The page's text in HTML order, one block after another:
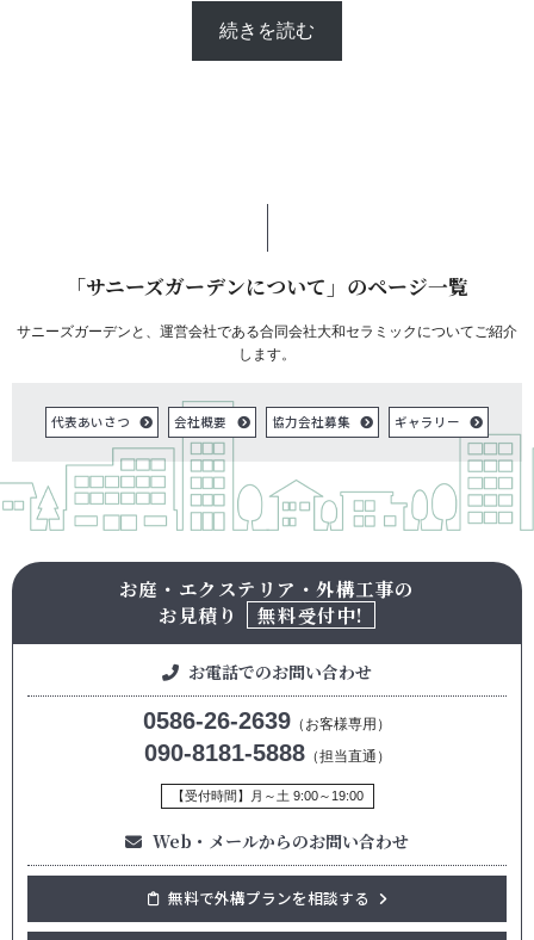
続きを読む
「サニーズガーデンについて」のページ一覧
サニーズガーデンと、運営会社である合同会社大和セラミックについてご紹介
します。
代表あいさつ 会社概要 協力会社募集 ギャラリー
お庭・エクステリア・外構工事の
お見積り
無料受付中!
お電話でのお問い合わせ
0586-26-2639 （お客様専用）
090-8181-5888（担当直通）
【受付時間】月～土 9:00～19:00
Web・メールからのお問い合わせ
無料で外構プランを相談する